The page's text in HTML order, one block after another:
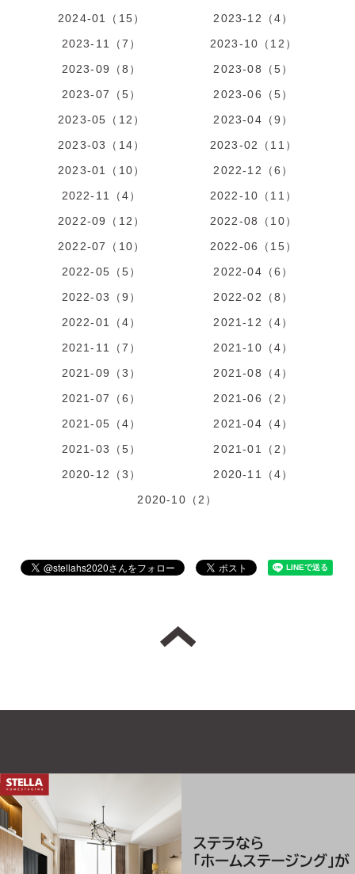
2024-01（15）
2023-12（4）
2023-11（7）
2023-10（12）
2023-09（8）
2023-08（5）
2023-07（5）
2023-06（5）
2023-05（12）
2023-04（9）
2023-03（14）
2023-02（11）
2023-01（10）
2022-12（6）
2022-11（4）
2022-10（11）
2022-09（12）
2022-08（10）
2022-07（10）
2022-06（15）
2022-05（5）
2022-04（6）
2022-03（9）
2022-02（8）
2022-01（4）
2021-12（4）
2021-11（7）
2021-10（4）
2021-09（3）
2021-08（4）
2021-07（6）
2021-06（2）
2021-05（4）
2021-04（4）
2021-03（5）
2021-01（2）
2020-12（3）
2020-11（4）
2020-10（2）